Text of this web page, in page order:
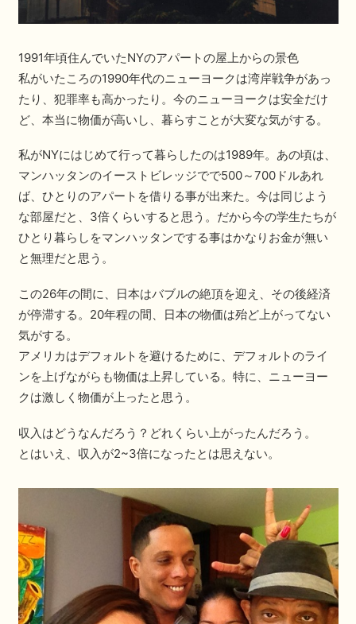
1991年頃住んでいたNYのアパートの屋上からの景色
私がいたころの1990年代のニューヨークは湾岸戦争があっ
たり、犯罪率も高かったり。今のニューヨークは安全だけ
ど、本当に物価が高いし、暮らすことが大変な気がする。
私がNYにはじめて行って暮らしたのは1989年。あの頃は、
マンハッタンのイーストビレッジでで500～700ドルあれ
ば、ひとりのアパートを借りる事が出来た。今は同じよう
な部屋だと、3倍くらいすると思う。だから今の学生たちが
ひとり暮らしをマンハッタンでする事はかなりお金が無い
と無理だと思う。
この26年の間に、日本はバブルの絶頂を迎え、その後経済
が停滞する。20年程の間、日本の物価は殆ど上がってない
気がする。
アメリカはデフォルトを避けるために、デフォルトのライ
ンを上げながらも物価は上昇している。特に、ニューヨー
クは激しく物価が上ったと思う。
収入はどうなんだろう？どれくらい上がったんだろう。
とはいえ、収入が2~3倍になったとは思えない。